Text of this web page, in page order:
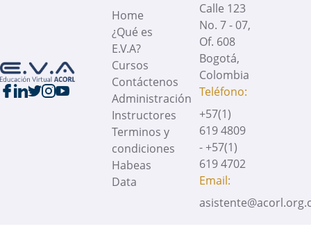
Home
¿Qué es
E.V.A?
Cursos
Contáctenos
Administración
Instructores
Terminos y
condiciones
Habeas
Data
Calle 123
No. 7 - 07,
Of. 608
Bogotá,
Colombia
Teléfono:
+57(1)
619 4809
- +57(1)
619 4702
Email: